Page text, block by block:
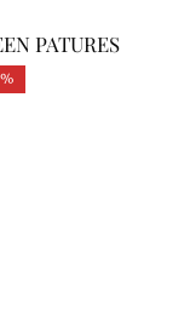
PATURES